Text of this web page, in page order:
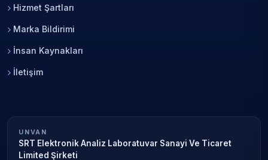
Hizmet Şartları
Marka Bildirimi
İnsan Kaynakları
İletişim
UNVAN
SRT Elektronik Analiz Laboratuvar Sanayi Ve Ticaret
Limited Şirketi